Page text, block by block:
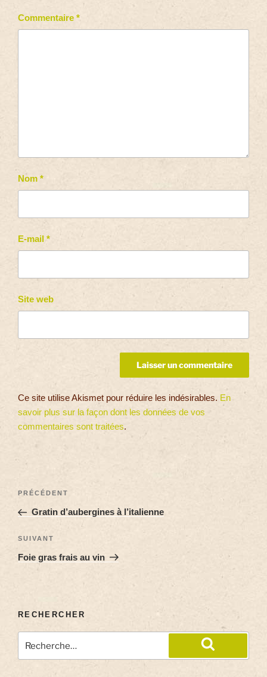
Commentaire *
Nom *
E-mail *
Site web
Ce site utilise Akismet pour réduire les indésirables. En
savoir plus sur la façon dont les données de vos
commentaires sont traitées.
PRÉCÉDENT
Gratin d’aubergines à l’italienne
SUIVANT
Foie gras frais au vin
RECHERCHER